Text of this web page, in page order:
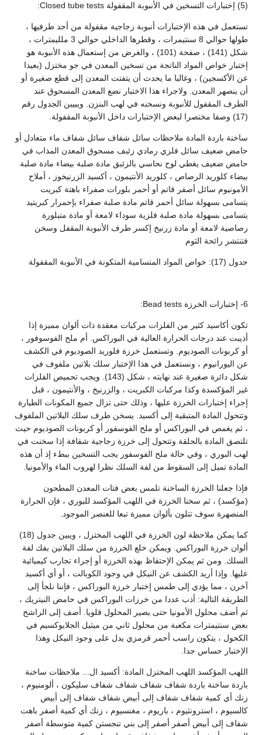
(5) إختبارات التسخين في الأنبوبة المقفولة Closed tube tests:
تستعمل في هذه الإختبارات أنبوبة زجاجية مقفولة من أحد طرفيها ،
طولها حوالي 8 سنتيمرات ، وقطرها الداخلي حوالي 3 ملليمترات ،
شكل (141) ، صفحة (101) ، والغرض من إستعمال هذه الأنبوبة هو
إختبار خواص المواد الناتجة من تسخين المعدن في جو مختزل (بعيدا
عن الأكسجين) ، وغالبا ما يحدث أن يتفتت المعدن إلى قطع صغيرة أو
أن ينصهر المعدن. ولاجراء هذا الاختبار نضع المعدن المسحوق عند
الطرف المقفول للأنبوبة ونسخنه في لهب البنزن. ويبيبن الجدول رقم
(17) وصفا مختصرا لبعض الإختبارات داخل الأنبوبة المقفولة.
ساخنة باردة المادة ملاحظات سائل شفاف سائل شفاف ماء متعادل أو
حامض ضعيف سائل فلزي رمادي زئبف مسحوق المعدن المذاب في
حامض ضعيف يغطي لوح نحاسي بالزئبق مادة صلبة بيضاء مادة صلبة
بيضاء كلوريد الرصاص ، كلوريد الأنتيمون ، أكسيد الزرنيخوز ، أملاح
الأمونيوم سائل أصفر قاتم أو أحمر بلورات صفراء باهتة كبريت
يتسامى بسهولة سائل أحمر قاتم مادة صلبة صفراء بإحمرار كبريتيد
يتسامى بسهولة مادة صلبة فلزية سوداء لامعة أو مادة متبلورة
رصاصية لامعة أو مادة زرنيخ إكسر طرف الأنبوبة المقفل وسخن
فتنتشر رائحة الثوم
جدول (17): خواص المواد المتسامية المتكونة في الأنبوبة المقفولة
6- إختبارات الخرزة Bead tests:
تكون أكاسيد كثير من الفلزات مركبات معقدة ذات ألوان مميزة إذا
أذيبت عند درجات الحرارة العالية في البوراكس. أم ملح الفوسوفور ،
أو كربونات الصوديوم. وتستعمل خرزة فلوريد الصوديوم في الكشف
عن اليورانيوم ، ونستعمل في هذا الإختبار سلك بلاتين ملفوف في
شكل دائرة صغيرة عند نهايته ، شكل (143). ويجب تحميص الفلزات
غير المؤكسدة وكذا مركبات الكبريت ، والزرنيخ ، والأنتيمون ، قبل
إجراء إختبارات الخرزة عليها ، وذلك حتى تزال جميع المكونات الطيارة
وتتحول المادة المتبقية إلى أكسيد. يسخن طرف سلك البلاتين الملفوف
، ثم يغمص في البوراكس أو ملح الفوسفور أو كربونات الصوديوم حيث
تلتصق المادة بالحلقة وتتحول إلى خرزة زجاجية شفافة إذا سخنت في
لهب البوري ، وفي حالة ملح الفوسفور يجب التسخين ببطء إذ أن هذه
المادة تميل إلى السقوط من لفة السلك نظرا لهروب الماء والأمونيا.
فإذا جعلنا الخرزة الساخنة تلمس بعض فتات المعدن المطحون
(مؤكسد) ، ثم سخنا الخرزة في اللهب المؤكسد للبوري ، فإن الحرارة
المنصهرة سوف تتلون بألوان مميزة تبعا للعنصر الموجود.
كما يمكن ملاحظة لون الخرزة في اللهب المختزل ، ويبين جدول (18)
ألوان خرزة البوراكس. ويمكن خلع الخرزة من سلك البلاتين بفك لفة
السلك. ومن ثم يمكن الإحتفاظ بهذه الخرزة أو إجراء تجارب كيميائية
عليها. وإذا أريد الكشف عن النيكل في وجود الكوبالت ، أو أي أكسيد
آخرن ، مما يؤدي إلى طمس إختبار خرزة البوراكس ، فإننا نلجأ إلى
الطريقة التالية: أذب عددا من خرزات البوراكس في حامض النيتريك ،
ثم أضف محلول الأمونيا حتى يصير المحلول قلويا. أضف إلى الراشح
بعض سنتيمترات مكعبة من محلول ثاني من ميثيل الجلايوكسيم في
الكحول ، يتكون راسب أحمر قرمزي يدل على وجود النيكل وهذا
الإختبار حساس جدا.
اللهب المؤكسد اللهب المختزل المادة: أكسيد ال... ملاحظات ساخنة
باردة ساخنة باردة شفاف شفاف شفاف شفاف سليكون ، ألومنيوم ،
زنك أي كمية شفاف شفاف إلى أبيض شفاف شفاف إلى أبيض
كالسيوم ، استرونثيوم ، باريوم ، مغنسيوم ، زنك أي كمية أصفر باهت
شفاف إلى أبيض أصفر أصفر إلى بني تنجستن كمية متوسطة أصفر